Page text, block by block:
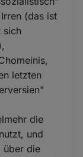
(das ist
sich
letzten
die
und
über die